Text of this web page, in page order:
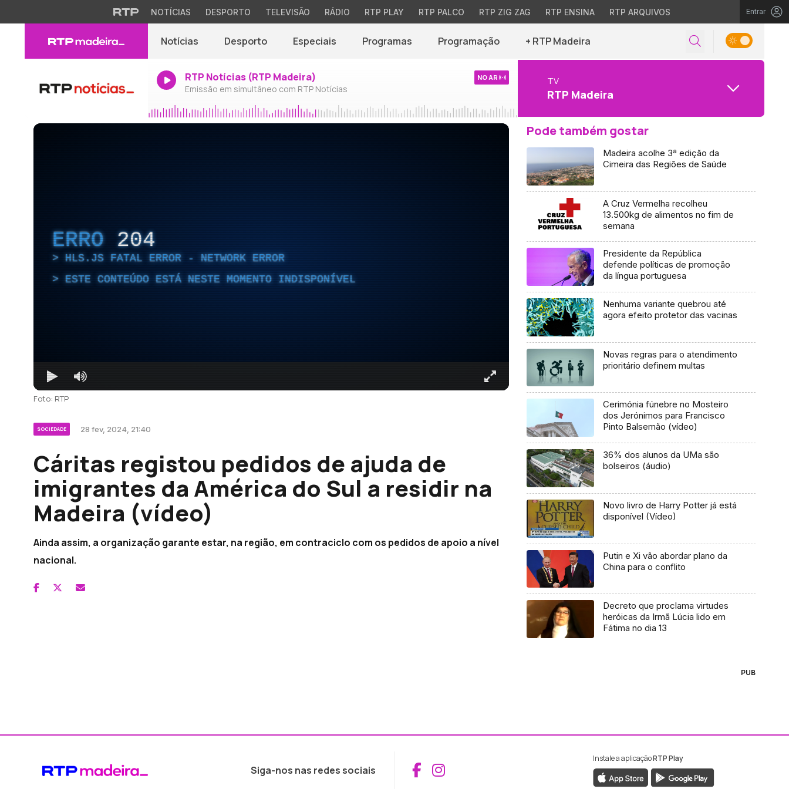
NOTÍCIAS DESPORTO TELEVISÃO RÁDIO RTP PLAY RTP PALCO RTP ZIG ZAG RTP ENSINA RTP ARQUIVOS Entrar
Notícias Desporto Especiais Programas Programação + RTP Madeira
RTP Notícias (RTP Madeira)
Emissão em simultâneo com RTP Notícias
NO AR TV
RTP Madeira
ERRO 204
HLS.JS FATAL ERROR - NETWORK ERROR
ESTE CONTEÚDO ESTÁ NESTE MOMENTO INDISPONÍVEL
Foto: RTP
SOCIEDADE 28 fev, 2024, 21:40
Cáritas registou pedidos de ajuda de
imigrantes da América do Sul a residir na
Madeira (vídeo)
Ainda assim, a organização garante estar, na região, em contraciclo com os pedidos de apoio a nível
nacional.
Pode também gostar
Madeira acolhe 3ª edição da
Cimeira das Regiões de Saúde
A Cruz Vermelha recolheu
13.500kg de alimentos no fim de
semana
Presidente da República
defende políticas de promoção
da língua portuguesa
Nenhuma variante quebrou até
agora efeito protetor das vacinas
Novas regras para o atendimento
prioritário definem multas
Cerimónia fúnebre no Mosteiro
dos Jerónimos para Francisco
Pinto Balsemão (vídeo)
36% dos alunos da UMa são
bolseiros (áudio)
Novo livro de Harry Potter já está
disponível (Vídeo)
Putin e Xi vão abordar plano da
China para o conflito
Decreto que proclama virtudes
heróicas da Irmã Lúcia lido em
Fátima no dia 13
PUB
Siga-nos nas redes sociais Aceder ao Facebook da RTP Madeira
Aceder ao Instagram da RTP Madeira
Instale a aplicaçãoRTP Play